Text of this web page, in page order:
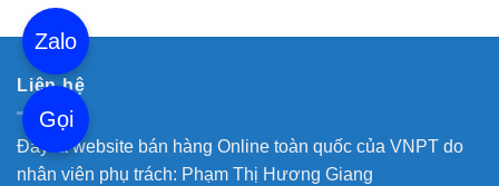
Liên hệ
Đây là website bán hàng Online toàn quốc của VNPT do
nhân viên phụ trách: Phạm Thị Hương Giang
Zalo
Gọi